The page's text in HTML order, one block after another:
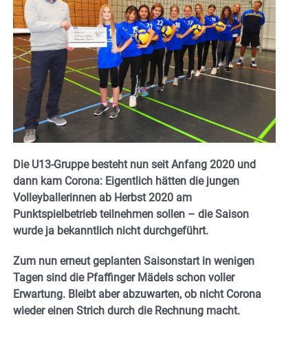
Die U13-Gruppe besteht nun seit Anfang 2020 und
dann kam Corona: Eigentlich hätten die jungen
Volleyballerinnen ab Herbst 2020 am
Punktspielbetrieb teilnehmen sollen – die Saison
wurde ja bekanntlich nicht durchgeführt.
Zum nun erneut geplanten Saisonstart in wenigen
Tagen sind die Pfaffinger Mädels schon voller
Erwartung. Bleibt aber abzuwarten, ob nicht Corona
wieder einen Strich durch die Rechnung macht.